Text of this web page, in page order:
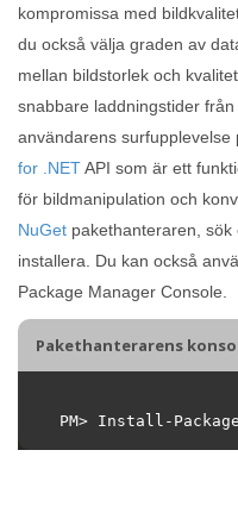
kompromissa med
du också välja graden av
mellan bildstorlek och
snabbare laddningstider
användarens surfupplevelse
for .NETAPI som är ett
för bildmanipulation och
NuGet pakethanteraren, sök
installera. Du kan också
Package Manager Console.
Pakethanterarens